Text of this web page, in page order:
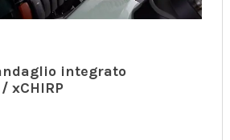
integrato
xCHIRP